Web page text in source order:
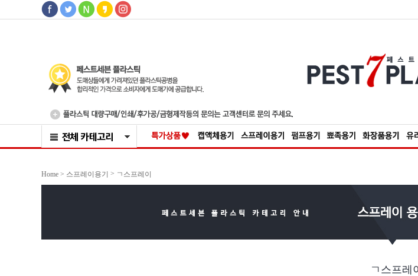
Home > 스프레이용기 > ㄱ스프레이
ㄱ스프레